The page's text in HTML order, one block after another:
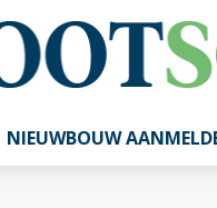
NIEUWBOUW